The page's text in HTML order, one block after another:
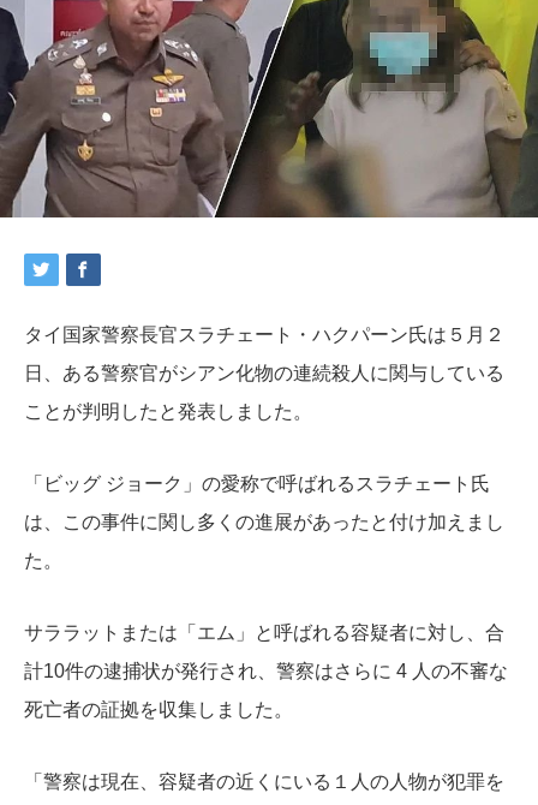
タイ国家警察長官スラチェート・ハクパーン氏は５月２
日、ある警察官がシアン化物の連続殺人に関与している
ことが判明したと発表しました。
「ビッグ ジョーク」の愛称で呼ばれるスラチェート氏
は、この事件に関し多くの進展があったと付け加えまし
た。
サララットまたは「エム」と呼ばれる容疑者に対し、合
計10件の逮捕状が発行され、警察はさらに 4 人の不審な
死亡者の証拠を収集しました。
「警察は現在、容疑者の近くにいる１人の人物が犯罪を